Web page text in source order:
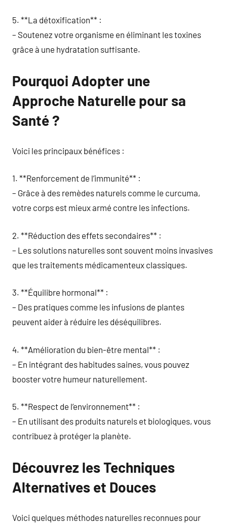
5. **La détoxification** :
– Soutenez votre organisme en éliminant les toxines
grâce à une hydratation suffisante.
Pourquoi Adopter une
Approche Naturelle pour sa
Santé ?
Voici les principaux bénéfices :
1. **Renforcement de l’immunité** :
– Grâce à des remèdes naturels comme le curcuma,
votre corps est mieux armé contre les infections.
2. **Réduction des effets secondaires** :
– Les solutions naturelles sont souvent moins invasives
que les traitements médicamenteux classiques.
3. **Équilibre hormonal** :
– Des pratiques comme les infusions de plantes
peuvent aider à réduire les déséquilibres.
4. **Amélioration du bien-être mental** :
– En intégrant des habitudes saines, vous pouvez
booster votre humeur naturellement.
5. **Respect de l’environnement** :
– En utilisant des produits naturels et biologiques, vous
contribuez à protéger la planète.
Découvrez les Techniques
Alternatives et Douces
Voici quelques méthodes naturelles reconnues pour